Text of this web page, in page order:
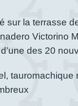
sur la terrasse
Victorino
des 20